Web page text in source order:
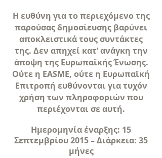
Η ευθύνη για το περιεχόμενο της
παρούσας δημοσίευσης βαρύνει
αποκλειστικά τους συντάκτες
της. Δεν απηχεί κατ’ ανάγκη την
άποψη της Ευρωπαϊκής Ένωσης.
Ούτε η EASME, ούτε η Ευρωπαϊκή
Επιτροπή ευθύνονται για τυχόν
χρήση των πληροφοριών που
περιέχονται σε αυτή.
Ημερομηνία έναρξης: 15
Σεπτεμβρίου 2015 – Διάρκεια: 35
μήνες